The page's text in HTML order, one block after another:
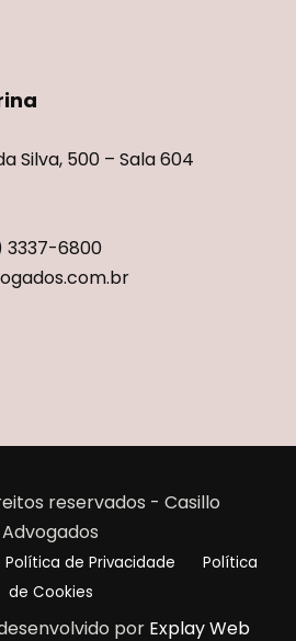
Silva, 500 – Sala 604
3337-6800
reservados - Casillo
Advogados
Política de Privacidade
Política
de Cookies
por Explay Web